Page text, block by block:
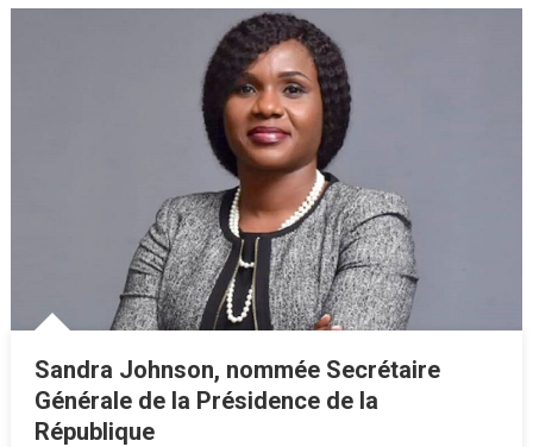
Sandra Johnson, nommée Secrétaire
Générale de la Présidence de la
République